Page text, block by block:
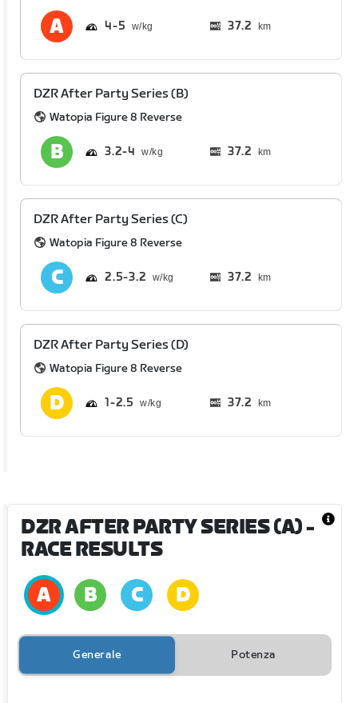
4 5 37.2 km
DZR After Party Series (B)
Watopia Figure 8 Reverse
3.2 4 37.2 km
DZR After Party Series (C)
Watopia Figure 8 Reverse
2.5 3.2 37.2 km
DZR After Party Series (D)
Watopia Figure 8 Reverse
1 2.5 37.2 km
DZR AFTER PARTY SERIES (A)-
RACE RESULTS
Generale Potenza